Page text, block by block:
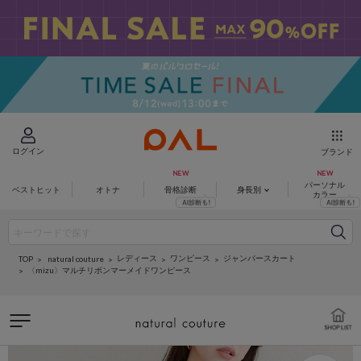
ログイン ブランド
ベストヒット オトナ 骨格診断 身長別
パーソナル
カラー
TOP natural couture レディース ワンピース
ジャンパースカート
〈mizu〉マルチリボンマーメイドワンピース